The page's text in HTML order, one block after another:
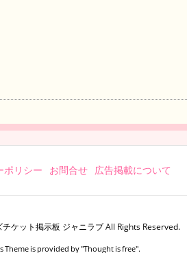
ポリシー お問合せ 広告掲載について
チケット掲示板 ジャニラブAll Rights Reserved.
Theme is provided by "Thought is free".